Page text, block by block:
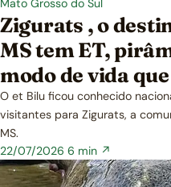
Zigurats , o
MS tem ET,
modo de vida
O et Bilu ficou conhecido
visitantes para Zigurats, a
MS.
22/07/2026 6 min ↗